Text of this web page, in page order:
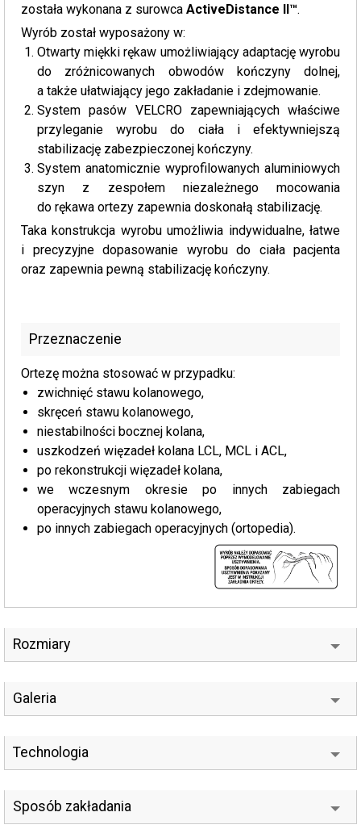
została wykonana z surowca ActiveDistance II™.
Wyrób został wyposażony w:
Otwarty miękki rękaw umożliwiający adaptację wyrobu
do zróżnicowanych obwodów kończyny dolnej,
a także ułatwiający jego zakładanie i zdejmowanie.
System pasów VELCRO zapewniających właściwe
przyleganie wyrobu do ciała i efektywniejszą
stabilizację zabezpieczonej kończyny.
System anatomicznie wyprofilowanych aluminiowych
szyn z zespołem niezależnego mocowania
do rękawa ortezy zapewnia doskonałą stabilizację.
Taka konstrukcja wyrobu umożliwia indywidualne, łatwe
i precyzyjne dopasowanie wyrobu do ciała pacjenta
oraz zapewnia pewną stabilizację kończyny.
Przeznaczenie
Ortezę można stosować w przypadku:
zwichnięć stawu kolanowego,
skręceń stawu kolanowego,
niestabilności bocznej kolana,
uszkodzeń więzadeł kolana LCL, MCL i ACL,
po rekonstrukcji więzadeł kolana,
we wczesnym okresie po innych zabiegach
operacyjnych stawu kolanowego,
po innych zabiegach operacyjnych (ortopedia).
Rozmiary
Galeria
Technologia
Sposób zakładania